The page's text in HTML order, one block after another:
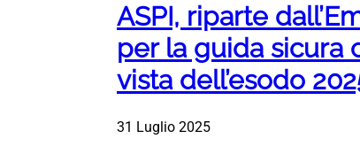
ASPI, riparte
per la guida sicura
vista dell’esodo
31 Luglio 2025